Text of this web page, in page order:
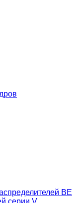
ВЕ
серии V